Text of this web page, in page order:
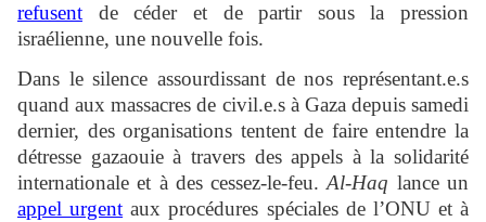
refusent de céder et de partir sous la pression
israélienne, une nouvelle fois.
Dans le silence assourdissant de nos représentant.e.s
quand aux massacres de civil.e.s à Gaza depuis samedi
dernier, des organisations tentent de faire entendre la
détresse gazaouie à travers des appels à la solidarité
internationale et à des cessez-le-feu.Al-Haq lance un
appel urgent aux procédures spéciales de l’ONU et à